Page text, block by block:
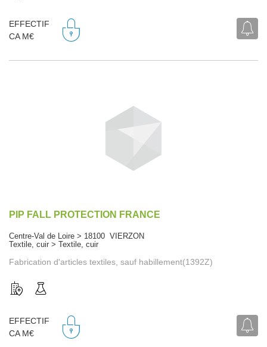
EFFECTIF
CA M€
PIP FALL PROTECTION FRANCE
Centre-Val de Loire > 18100 VIERZON
Textile, cuir > Textile, cuir
Fabrication d'articles textiles, sauf habillement(1392Z)
EFFECTIF
CA M€